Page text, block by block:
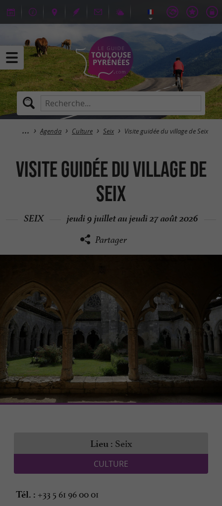
Agenda Culture Seix Visite guidée du village de Seix
Visite guidée du village de
Seix
SEIX jeudi 9 juillet au jeudi 27 août 2026
Partager
Lieu : Seix
CULTURE
Tél. : +33 5 61 96 00 01